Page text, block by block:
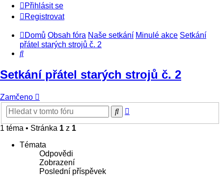
Přihlásit se
Registrovat
Domů Obsah fóra Naše setkání Minulé akce Setkání
přátel starých strojů č. 2
Hledat
Setkání přátel starých strojů č. 2
Zamčeno
Hledat
1 téma • Stránka 1 z 1
Témata
Odpovědi
Zobrazení
Poslední příspěvek